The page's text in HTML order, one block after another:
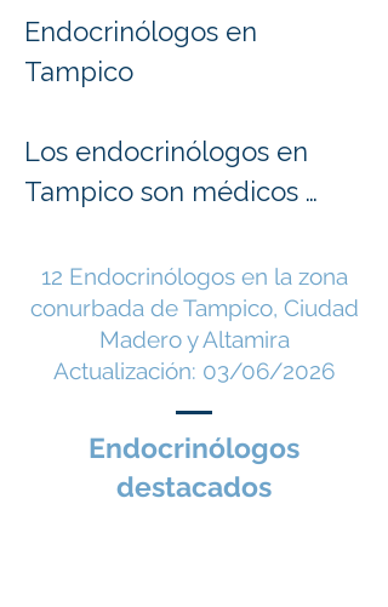
Endocrinólogos en
Tampico
Los endocrinólogos en
Tampico son médicos
diagnóstico, tratamiento y
seguimiento de las
enfermedades
relacionadas con las
hormonas y las glándulas
endocrinas. Estas
12 Endocrinólogos en la zona
conurbada de Tampico, Ciudad
Madero y Altamira
Actualización: 03/06/2026
Endocrinólogos
destacados